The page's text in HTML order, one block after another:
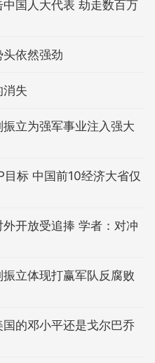
国人大代表 劫走数百万
依然强劲
消失
立为强军事业注入强大
大省仅
开放受追捧 学者：对冲
立体现打赢军队反腐败
的邓小平还是戈尔巴乔